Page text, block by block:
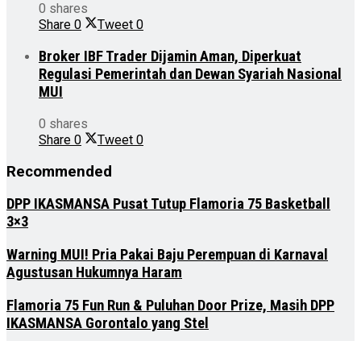
0 shares
Share 0 Tweet 0
Broker IBF Trader Dijamin Aman, Diperkuat
Regulasi Pemerintah dan Dewan Syariah Nasional
MUI
0 shares
Share 0 Tweet 0
Recommended
DPP IKASMANSA Pusat Tutup Flamoria 75 Basketball
3×3
Warning MUI! Pria Pakai Baju Perempuan di Karnaval
Agustusan Hukumnya Haram
Flamoria 75 Fun Run & Puluhan Door Prize, Masih DPP
IKASMANSA Gorontalo yang Stel